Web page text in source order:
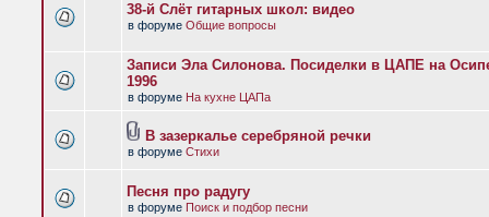
38-й Слёт гитарных школ: видео
в форуме Общие вопросы
Записи Эла Силонова. Посиделки в ЦАПЕ на
1996
в форуме На кухне ЦАПа
В зазеркалье серебряной речки
в форуме Стихи
Песня про радугу
в форуме Поиск и подбор песни